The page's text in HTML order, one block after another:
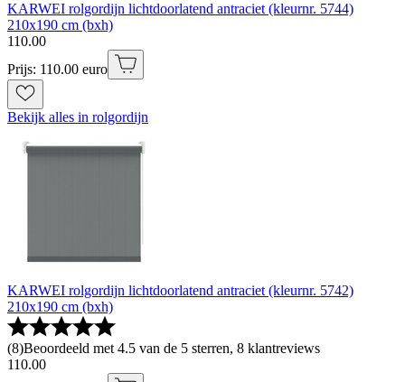
KARWEI rolgordijn lichtdoorlatend antraciet (kleurnr. 5744)
210x190 cm (bxh)
110.00
Prijs: 110.00 euro
Bekijk alles in rolgordijn
KARWEI rolgordijn lichtdoorlatend antraciet (kleurnr. 5742)
210x190 cm (bxh)
(8)Beoordeeld met 4.5 van de 5 sterren, 8 klantreviews
110.00